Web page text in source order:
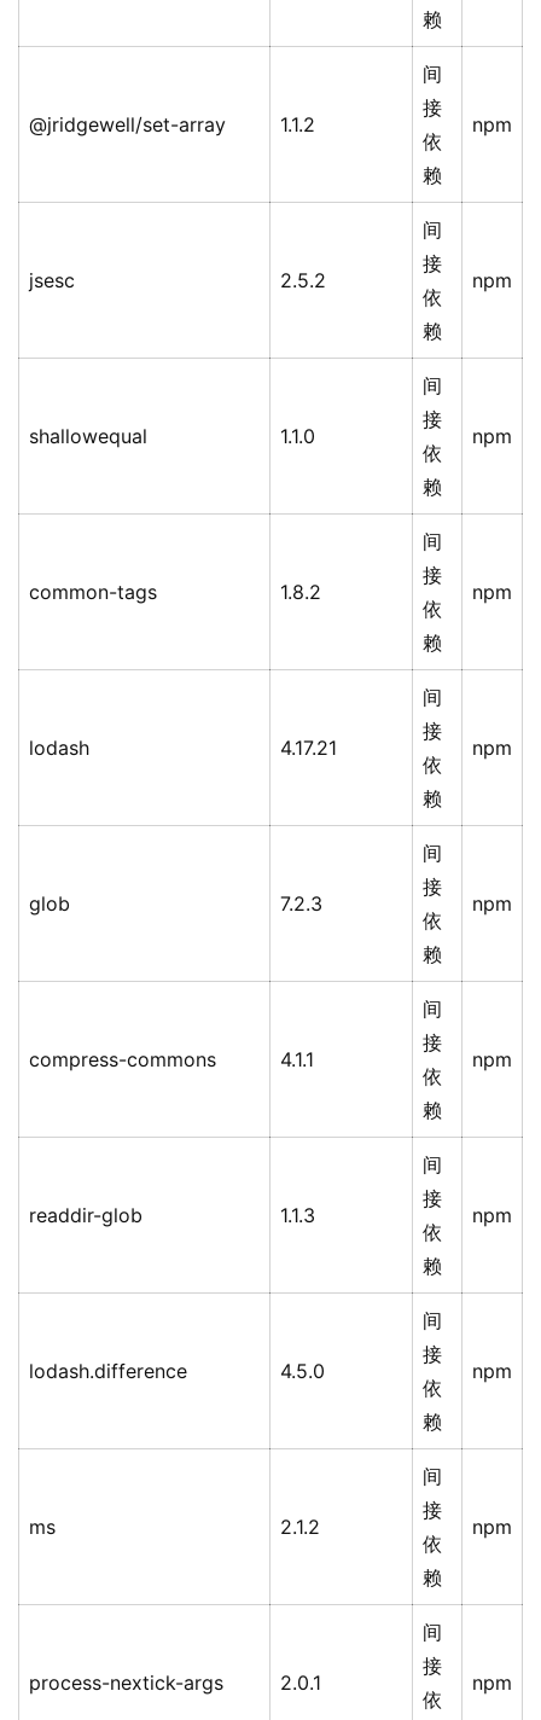
赖
@jridgewell/set-array 1.1.2
间
接
依
赖
npm
jsesc 2.5.2
间
接
依
赖
npm
shallowequal 1.1.0
间
接
依
赖
npm
common-tags 1.8.2
间
接
依
赖
npm
lodash 4.17.21
间
接
依
赖
npm
glob 7.2.3
间
接
依
赖
npm
compress-commons 4.1.1
间
接
依
赖
npm
readdir-glob 1.1.3
间
接
依
赖
npm
lodash.difference 4.5.0
间
接
依
赖
npm
ms 2.1.2
间
接
依
赖
npm
process-nextick-args 2.0.1
间
接
依
npm